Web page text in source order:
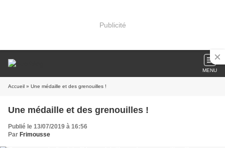
Publicité
MENU
Accueil » Une médaille et des grenouilles !
Une médaille et des grenouilles !
Publié le 13/07/2019 à 16:56
Par Frimousse